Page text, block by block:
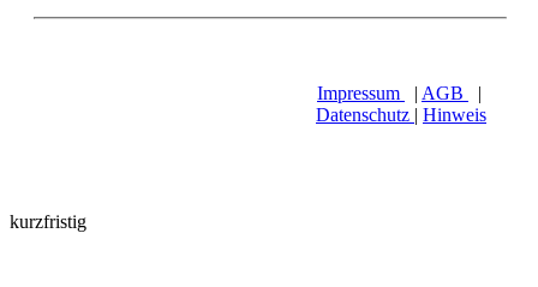
Impressum | AGB
|
Datenschutz | Hinweis
kurzfristig